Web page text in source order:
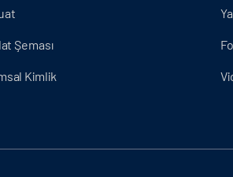
Şeması
Kimlik